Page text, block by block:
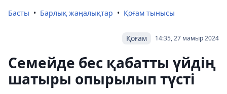
Басты Барлық жаңалықтар Қоғам тынысы
14:35, 27 мамыр 2024
Қоғам
Семейде бес қабатты үйдің
шатыры опырылып түсті